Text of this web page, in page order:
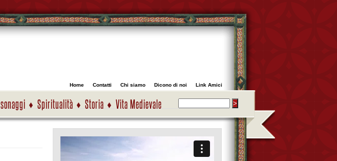
Home Contatti Chi siamo Dicono di noi Link Amici
Spiritualità Storia Vita Medievale